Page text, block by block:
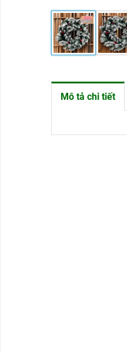
Mô tả chi tiết